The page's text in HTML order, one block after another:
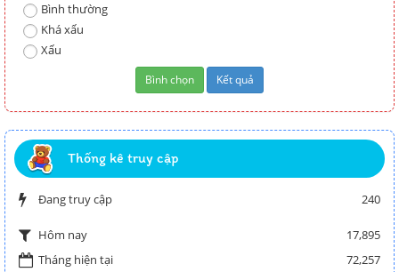
Bình thường
Khá xấu
Xấu
Thống kê truy cập
Đang truy cập 240
Hôm nay
17,895
Tháng hiện tại
72,257